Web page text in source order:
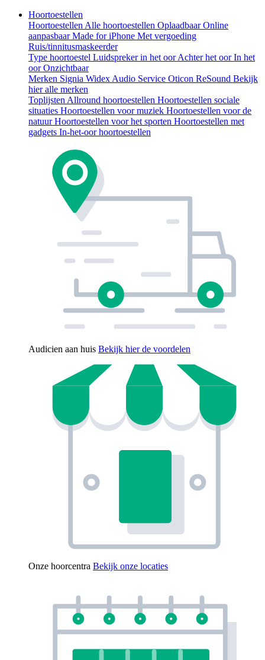
Hoortoestellen
Hoortoestellen Alle hoortoestellen OplaadbaarOnline
aanpasbaarMade for iPhone Met vergoeding
Ruis/tinnitusmaskeerder
Type hoortoestel Luidspreker in het oorAchter het oorIn het
oorOnzichtbaar
Merken Signia Widex Audio Service Oticon ReSound Bekijk
hier alle merken
Toplijsten Allround hoortoestellen Hoortoestellen sociale
situaties Hoortoestellen voor muziek Hoortoestellen voor de
natuurHoortoestellen voor het sporten Hoortoestellen met
gadgets In-het-oor hoortoestellen
Audicien aan huis Bekijk hier de voordelen
Onze hoorcentra Bekijk onze locaties